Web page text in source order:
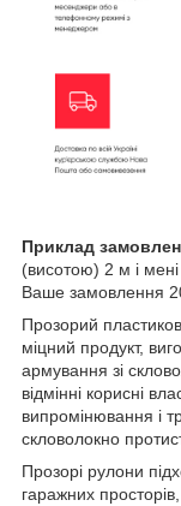
Приклад
(висотою) 2 м і
Ваше замовлення
Прозорий
міцний продукт,
армування зі
відмінні корисні
випромінювання і
скловолокно
Прозорі рулони
гаражних